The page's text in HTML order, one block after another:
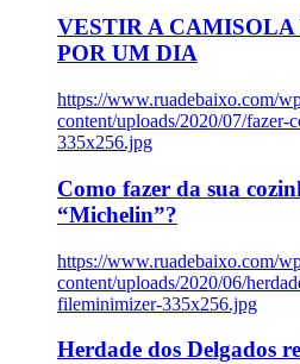
VESTIR A CAMISOLA
POR UM DIA
https://www.ruadebaixo.com/
content/uploads/2020/07/fazer-
335x256.jpg
Como fazer da sua
“Michelin”?
https://www.ruadebaixo.com/
content/uploads/2020/06/
fileminimizer-335x256.jpg
Herdade dos Delgados